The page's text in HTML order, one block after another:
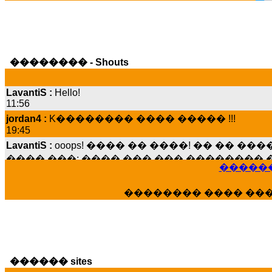
�������� - Shouts
11:56
jordan4 :
19:45
LavantiS :
���� ���; ���� ��� ��� ��������
15:07
���� ����� ��������
LavantiS :����� ���� ������� ���
������� ��������� ���� ������
�������� ����
������ sites